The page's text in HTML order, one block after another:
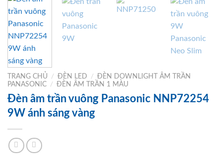
TRANG CHỦ / ĐÈN LED / ĐÈN DOWNLIGHT ÂM TRẦN
PANASONIC / ĐÈN ÂM TRẦN 1 MÀU
Đèn âm trần vuông Panasonic NNP72254
9W ánh sáng vàng